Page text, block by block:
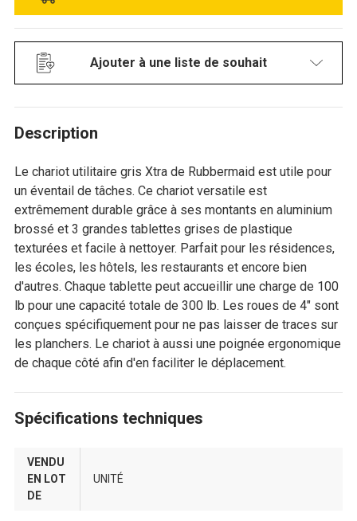
Ajouter à une liste de souhait
Description
Le chariot utilitaire gris Xtra de Rubbermaid est utile pour
un éventail de tâches. Ce chariot versatile est
extrêmement durable grâce à ses montants en aluminium
brossé et 3 grandes tablettes grises de plastique
texturées et facile à nettoyer. Parfait pour les résidences,
les écoles, les hôtels, les restaurants et encore bien
d'autres. Chaque tablette peut accueillir une charge de 100
lb pour une capacité totale de 300 lb. Les roues de 4" sont
conçues spécifiquement pour ne pas laisser de traces sur
les planchers. Le chariot à aussi une poignée ergonomique
de chaque côté afin d'en faciliter le déplacement.
Spécifications techniques
VENDU
EN LOT
DE
UNITÉ